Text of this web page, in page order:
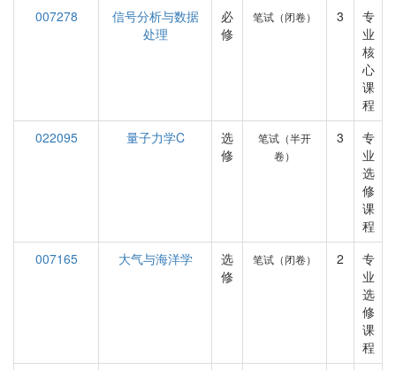
007278
信号分析与数据
处理
必
修
笔试（闭卷） 3
专
业
核
心
课
程
022095
量子力学C
选
修
笔试（半开
卷）
3
专
业
选
修
课
程
007165
大气与海洋学
选
修
笔试（闭卷） 2
专
业
选
修
课
程